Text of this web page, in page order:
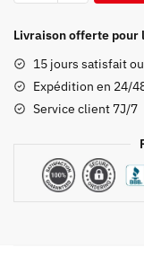
de
Demon
Slayer
Tanjiro
Inosuke
Onigiri
Livraison offerte pour
15 jours satisfait
Expédition en 24/
Service client 7J/7